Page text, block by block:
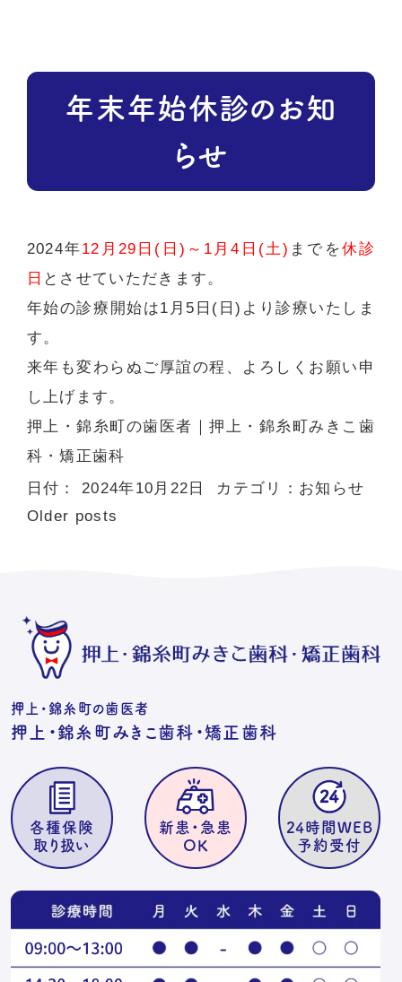
年末年始休診のお知
らせ
2024年12月29日(日)～1月4日(土) までを休診
日 とさせていただきます。
年始の診療開始は1月5日(日)より診療いたしま
す。
来年も変わらぬご厚誼の程、よろしくお願い申
し上げます。
押上・錦糸町の歯医者 ｜押上・錦糸町みきこ歯
科・矯正歯科
日付： 2024年10月22日 カテゴリ： お知らせ
Older posts
押上・錦糸町の歯医者
押上・錦糸町みきこ歯科・矯正歯科
各種保険
取り扱い
新患・急患
OK
24時間WEB
予約受付